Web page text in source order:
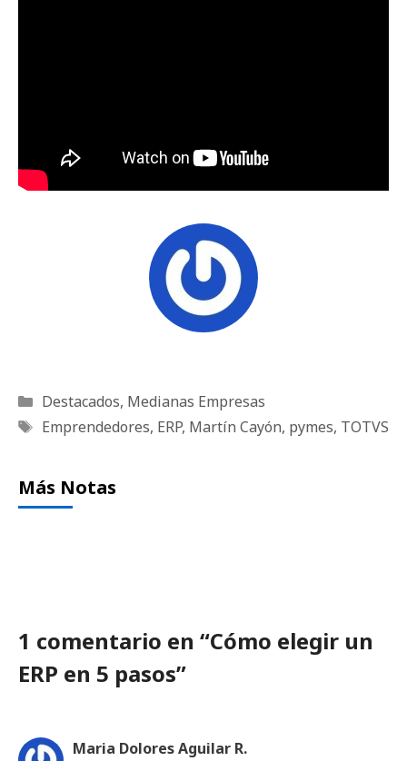
Categorías
Destacados, Medianas Empresas
Etiquetas
Emprendedores, ERP, Martín Cayón, pymes, TOTVS
Más Notas
1 comentario en “Cómo elegir un
ERP en 5 pasos”
Maria Dolores Aguilar R.